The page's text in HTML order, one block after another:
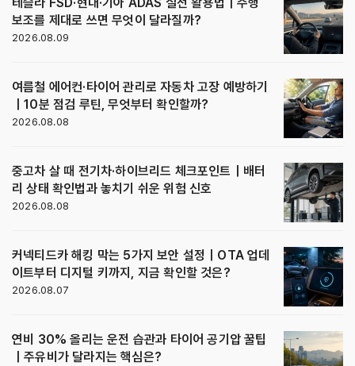
테슬라 FSD·현대·기아 ADAS 실전 활용법｜주행
보조를 제대로 쓰면 무엇이 달라질까?
2026.08.09
여름철 에어컨·타이어 관리로 자동차 고장 예방하기
｜10분 점검 루틴, 무엇부터 확인할까?
2026.08.08
중고차 살 때 전기차·하이브리드 체크포인트｜배터
리 상태 확인법과 놓치기 쉬운 위험 신호
2026.08.08
커넥티드카 해킹 막는 5가지 보안 설정｜OTA 업데
이트부터 디지털 키까지, 지금 확인할 것은?
2026.08.07
연비 30% 올리는 운전 습관과 타이어 공기압 꿀팁
｜주유비가 달라지는 핵심은?